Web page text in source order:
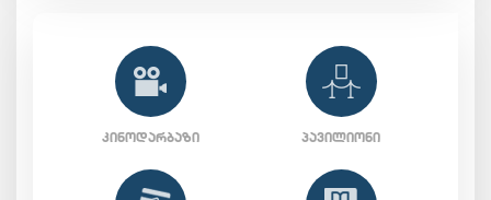
ᲙᲘᲜᲝᲓᲐᲠᲑᲐᲖᲘ ᲞᲐᲕᲘᲚᲘᲝᲜᲘ